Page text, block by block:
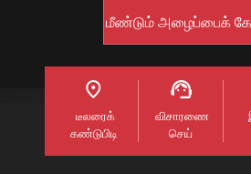
டீலரைக்
கண்டுபிடி
விசாரணை
செய்